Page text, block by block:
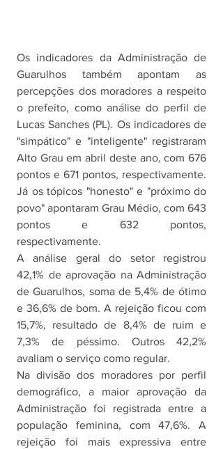
Os indicadores da Administração de
Guarulhos também apontam as
percepções dos moradores a respeito
o prefeito, como análise do perfil de
Lucas Sanches (PL). Os indicadores de
"simpático" e "inteligente" registraram
Alto Grau em abril deste ano, com 676
pontos e 671 pontos, respectivamente.
Já os tópicos "honesto" e "próximo do
povo" apontaram Grau Médio, com 643
pontos e 632 pontos,
respectivamente.
A análise geral do setor registrou
42,1% de aprovação na Administração
de Guarulhos, soma de 5,4% de ótimo
e 36,6% de bom. A rejeição ficou com
15,7%, resultado de 8,4% de ruim e
7,3% de péssimo. Outros 42,2%
avaliam o serviço como regular.
Na divisão dos moradores por perfil
demográfico, a maior aprovação da
Administração foi registrada entre a
população feminina, com 47,6%. A
rejeição foi mais expressiva entre